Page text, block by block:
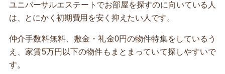
ユニバーサルエステートでお部屋を探すのに向いている人
は、とにかく初期費用を安く抑えたい人です。
仲介手数料無料、敷金・礼金0円の物件特集をしているう
え、家賃5万円以下の物件もまとまっていて探しやすいで
す。